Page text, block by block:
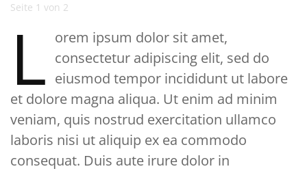
Seite 1 von 2
L orem ipsum dolor sit amet,
consectetur adipiscing elit, sed do
eiusmod tempor incididunt ut labore
et dolore magna aliqua. Ut enim ad minim
veniam, quis nostrud exercitation ullamco
laboris nisi ut aliquip ex ea commodo
consequat. Duis aute irure dolor in